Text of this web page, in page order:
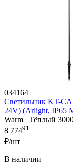
034164
Светильник KT-
24V) (Arlight, IP65
Warm | Тёплый
8 77491
₽/шт
В наличии